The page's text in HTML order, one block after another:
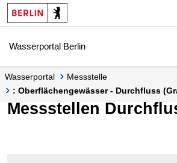
Springe zur Navigation
Springe zum Inhalt
Wasserportal Berlin
Wasserportal
Messstelle
: Oberflächengewässer - Durchfluss
Messstellen